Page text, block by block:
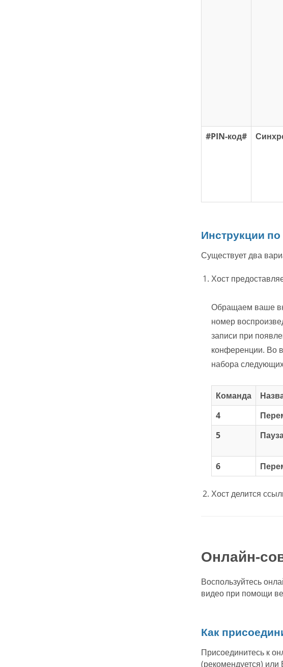
#PIN-код#
Инструкции
Существует два
Хост
Обращаем ваше
номер
записи при
конференции. Во
набора
Команда
4
5
6
Хост делится
Онлайн-
Воспользуйтесь
видео при помощи
Как
Присоединитесь к
(рекомендуется) или